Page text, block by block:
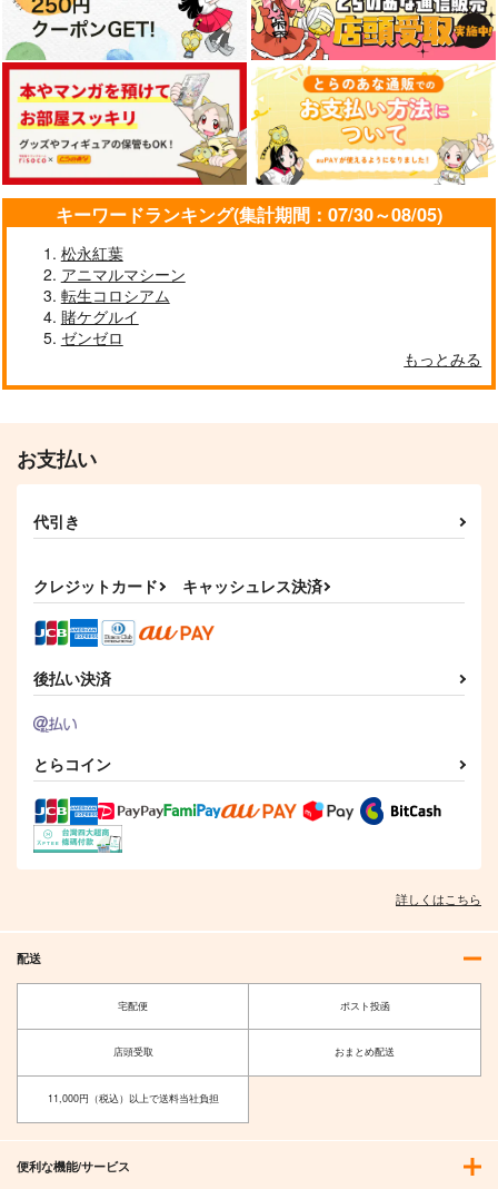
キーワードランキング(集計期間：07/30～08/05)
松永紅葉
アニマルマシーン
転生コロシアム
賭ケグルイ
ゼンゼロ
もっとみる
お支払い
代引き
クレジットカード キャッシュレス決済
後払い決済
とらコイン
詳しくはこちら
配送
宅配便 ポスト投函
店頭受取 おまとめ配送
11,000円（税込）以上で送料当社負担
便利な機能/サービス